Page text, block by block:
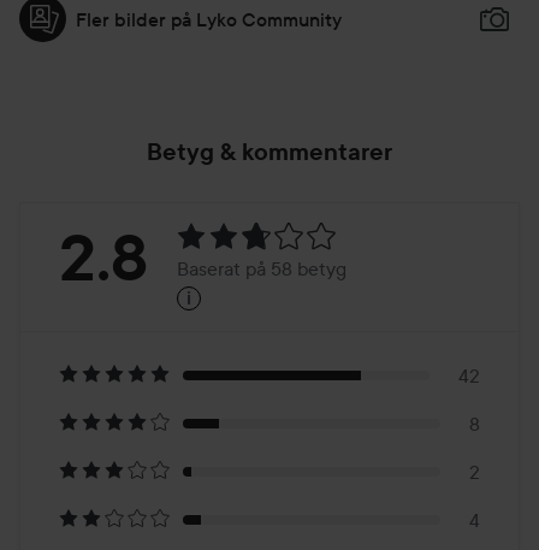
Fler bilder på Lyko Community
Betyg & kommentarer
Betyg:
Baserat
på
58
2.8 Baserat på 58 betyg
i
42
8
2
4